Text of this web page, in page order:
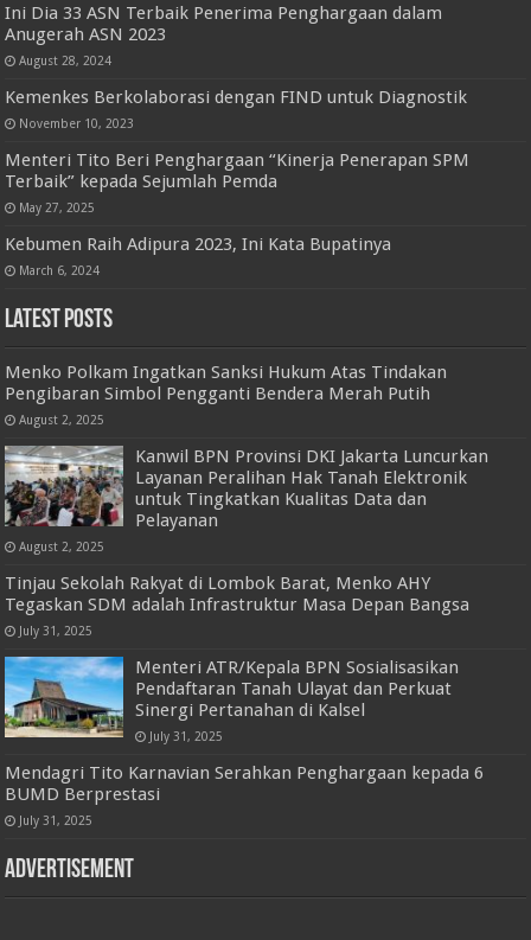
Ini Dia 33 ASN Terbaik Penerima Penghargaan dalam
Anugerah ASN 2023
August 28, 2024
Kemenkes Berkolaborasi dengan FIND untuk Diagnostik
November 10, 2023
Menteri Tito Beri Penghargaan “Kinerja Penerapan SPM
Terbaik” kepada Sejumlah Pemda
May 27, 2025
Kebumen Raih Adipura 2023, Ini Kata Bupatinya
March 6, 2024
Latest Posts
Menko Polkam Ingatkan Sanksi Hukum Atas Tindakan
Pengibaran Simbol Pengganti Bendera Merah Putih
August 2, 2025
Kanwil BPN Provinsi DKI Jakarta Luncurkan
Layanan Peralihan Hak Tanah Elektronik
untuk Tingkatkan Kualitas Data dan
Pelayanan
August 2, 2025
Tinjau Sekolah Rakyat di Lombok Barat, Menko AHY
Tegaskan SDM adalah Infrastruktur Masa Depan Bangsa
July 31, 2025
Menteri ATR/Kepala BPN Sosialisasikan
Pendaftaran Tanah Ulayat dan Perkuat
Sinergi Pertanahan di Kalsel
July 31, 2025
Mendagri Tito Karnavian Serahkan Penghargaan kepada 6
BUMD Berprestasi
July 31, 2025
Advertisement